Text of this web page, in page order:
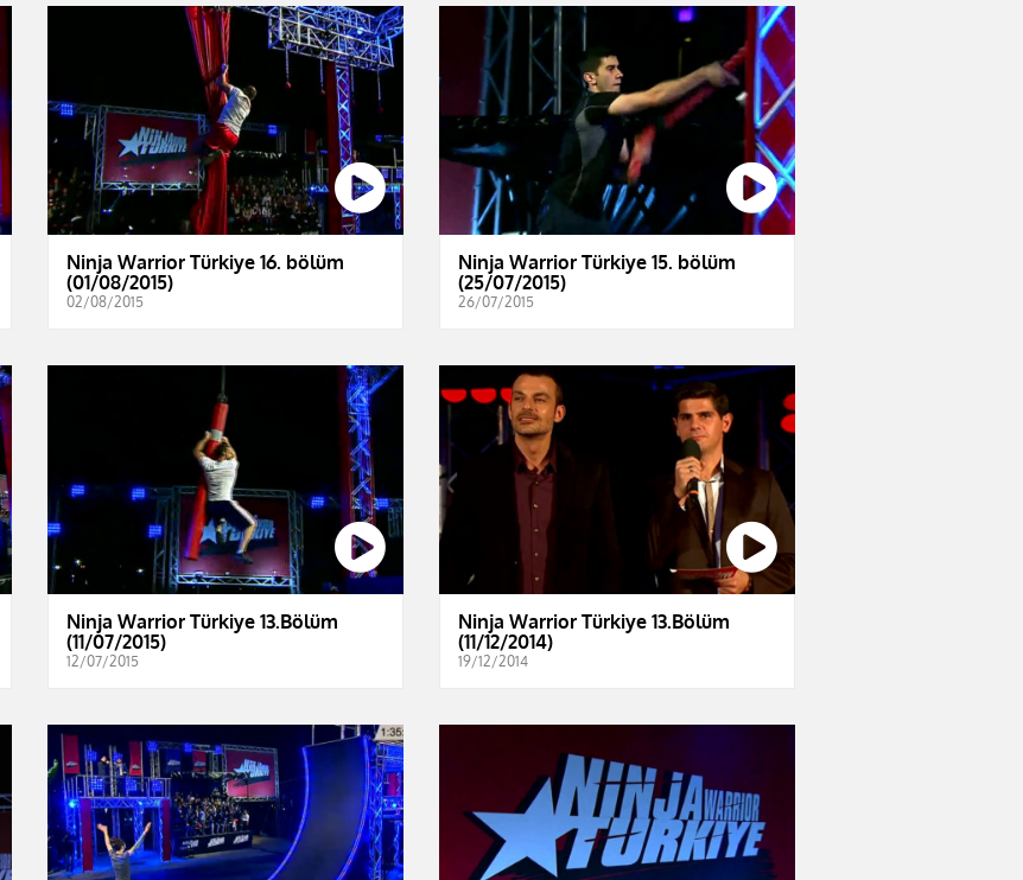
Ninja Warrior Türkiye 16. bölüm
(01/08/2015)
02/08/2015
Ninja Warrior Türkiye 15. bölüm
(25/07/2015)
26/07/2015
Ninja Warrior Türkiye 13.Bölüm
(11/07/2015)
12/07/2015
Ninja Warrior Türkiye 13.Bölüm
(11/12/2014)
19/12/2014